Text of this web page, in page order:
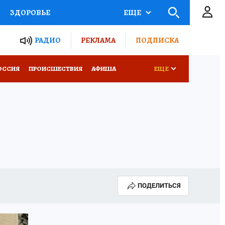
ЗДОРОВЬЕ
РОССИИ
ЕЩЕ
РАДИО РЕКЛАМА ПОДПИСКА
ПРОИСШЕСТВИЯ АФИША ЕЩЕ
ПОДЕЛИТЬСЯ